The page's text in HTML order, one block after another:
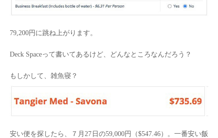
79,200円に跳ね上がります。
Deck Spaceって書いてあるけど、どんなところなんだろう？
もしかして、雑魚寝？
安い便を探したら、７月27日の59,000円（$547.46）。一番安い飯